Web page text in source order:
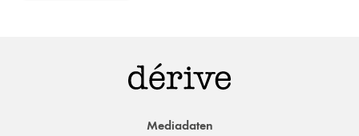
Mediadaten